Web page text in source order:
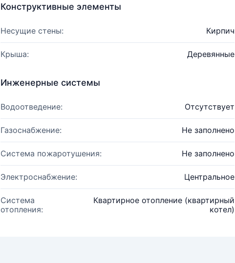
Конструктивные элементы
Несущие стены: Кирпич
Крыша: Деревянные
Инженерные системы
Водоотведение: Отсутствует
Газоснабжение: Не заполнено
Система пожаротушения: Не заполнено
Электроснабжение: Центральное
Система
отопления:
Квартирное отопление (квартирный
котел)